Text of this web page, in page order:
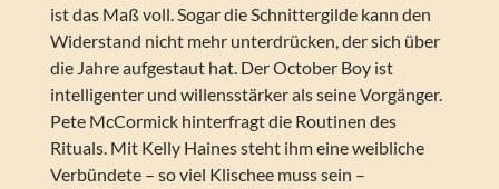
ist das Maß voll. Sogar die Schnittergilde kann den
Widerstand nicht mehr unterdrücken, der sich über
die Jahre aufgestaut hat. Der October Boy ist
intelligenter und willensstärker als seine Vorgänger.
Pete McCormick hinterfragt die Routinen des
Rituals. Mit Kelly Haines steht ihm eine weibliche
Verbündete – so viel Klischee muss sein –